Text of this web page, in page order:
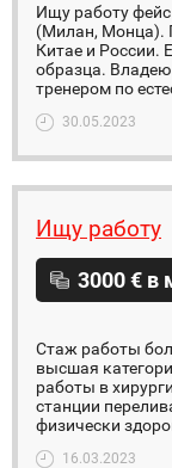
Ищу работу
(Милан, Монца).
Китае и России.
образца.
тренером по
30.05.2023
Ищу работу
3000 € в
Стаж работы
высшая
работы в
станции
физически
16.03.2023